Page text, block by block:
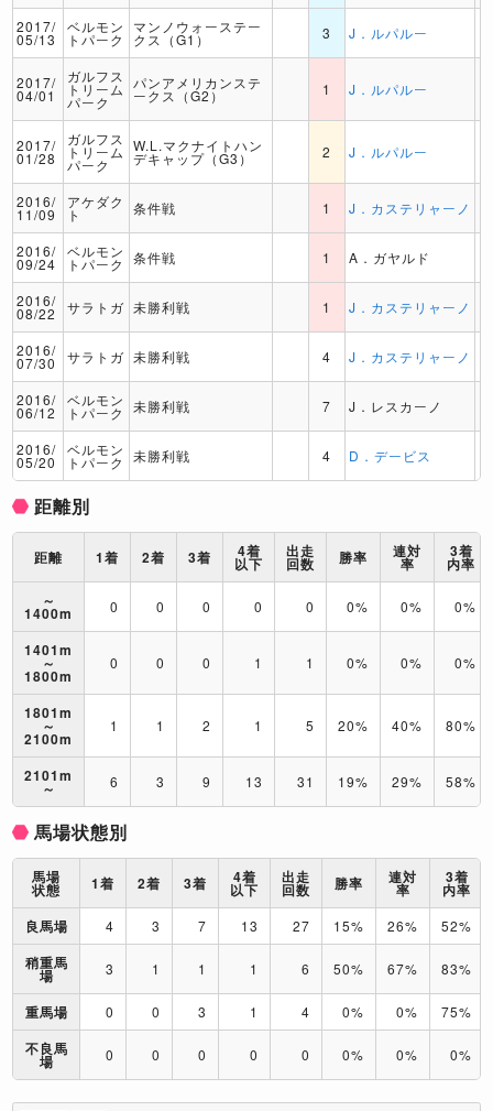
2017/
05/13
ベルモン
トパーク
マンノウォーステー
クス（G1） 3 J．ルパルー
2017/
04/01
ガルフス
トリーム
パーク
パンアメリカンステ
ークス（G2） 1 J．ルパルー
2017/
01/28
ガルフス
トリーム
パーク
W.L.マクナイトハン
デキャップ（G3） 2 J．ルパルー
2016/
11/09
アケダク
ト 条件戦 1 J．カステリャーノ
2016/
09/24
ベルモン
トパーク 条件戦 1 A．ガヤルド
2016/
08/22 サラトガ 未勝利戦 1 J．カステリャーノ
2016/
07/30 サラトガ 未勝利戦 4 J．カステリャーノ
2016/
06/12
ベルモン
トパーク 未勝利戦 7 J．レスカーノ
2016/
05/20
ベルモン
トパーク 未勝利戦 4 D．デービス
距離別
距離 1着 2着 3着 4着
以下
出走
回数 勝率 連対
率
3着
内率
～
1400m 0 0 0 0 0 0% 0% 0%
1401m
～
1800m
0 0 0 1 1 0% 0% 0%
1801m
～
2100m
1 1 2 1 5 20% 40% 80%
2101m
～ 6 3 9 13 31 19% 29% 58%
馬場状態別
馬場
状態 1着 2着 3着 4着
以下
出走
回数 勝率 連対
率
3着
内率
良馬場
4 3 7 13 27 15% 26% 52%
稍重馬
場 3 1 1 1 6 50% 67% 83%
重馬場 0 0 3 1 4 0% 0% 75%
不良馬
場 0 0 0 0 0 0% 0% 0%